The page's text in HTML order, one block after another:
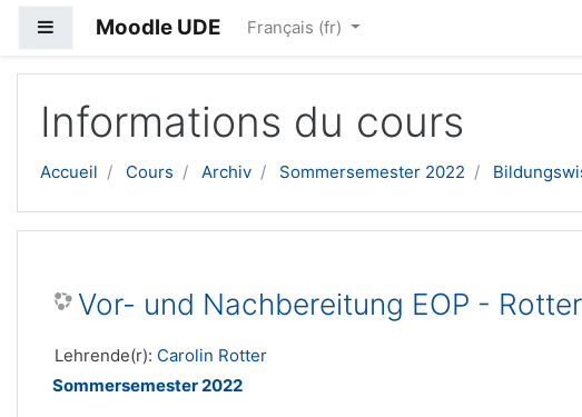
Panneau latéral
Moodle UDE Français ‎(fr)‎
Informations du cours
Accueil Cours Archiv Sommersemester 2022
Vor- und Nachbereitung EOP -
Lehrende(r): Carolin Rotter
Sommersemester 2022